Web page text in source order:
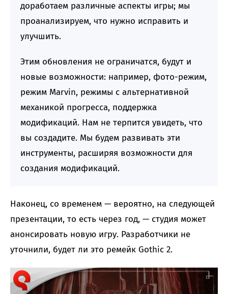
доработаем различные аспекты игры; мы
проанализируем, что нужно исправить и
улучшить.
Этим обновления не ограничатся, будут и
новые возможности: например, фото-режим,
режим Marvin, режимы с альтернативной
механикой прогресса, поддержка
модификаций. Нам не терпится увидеть, что
вы создадите. Мы будем развивать эти
инструменты, расширяя возможности для
создания модификаций.
Наконец, со временем — вероятно, на следующей
презентации, то есть через год, — студия может
анонсировать новую игру. Разработчики не
уточнили, будет ли это ремейк Gothic 2.